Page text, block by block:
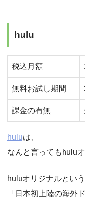
hulu
税込月額
無料お試し期間
課金の有無
huluは、
なんと言ってもhulu
huluオリジナルとい
「日本初上陸の海外